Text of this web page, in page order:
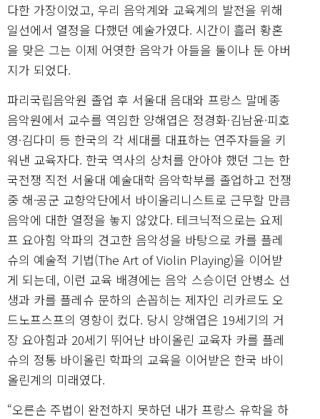
다한 가장이었고, 우리 음악계와 교육계의 발전을 위해
일선에서 열정을 다했던 예술가였다. 시간이 흘러 황혼
을 맞은 그는 이제 어엿한 음악가 아들을 둘이나 둔 아버
지가 되었다.
파리국립음악원 졸업 후 서울대 음대와 프랑스 말메종
음악원에서 교수를 역임한 양해엽은 정경화·김남윤·피호
영·김다미 등 한국의 각 세대를 대표하는 연주자들을 키
워낸 교육자다. 한국 역사의 상처를 안아야 했던 그는 한
국전쟁 직전 서울대 예술대학 음악학부를 졸업하고 전쟁
중 해·공군 교향악단에서 바이올리니스트로 근무할 만큼
음악에 대한 열정을 놓지 않았다. 테크닉적으로는 요제
프 요아힘 악파의 견고한 음악성을 바탕으로 카를 플레
슈의 예술적 기법(The Art of Violin Playing)을 이어받
게 되는데, 이런 교육 배경에는 음악 스승이던 안병소 선
생과 카를 플레슈 문하의 손꼽히는 제자인 리카르도 오
드노프스프의 영향이 컸다. 당시 양해엽은 19세기의 거
장 요아힘과 20세기 뛰어난 바이올린 교육자 카를 플레
슈의 정통 바이올린 학파의 교육을 이어받은 한국 바이
올린계의 미래였다.
“오른손 주법이 완전하지 못하던 내가 프랑스 유학을 하